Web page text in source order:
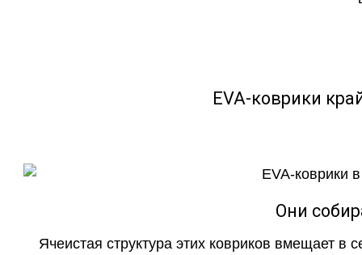
EVA-коврики
Они
Ячеистая структура этих ковриков вмещает в